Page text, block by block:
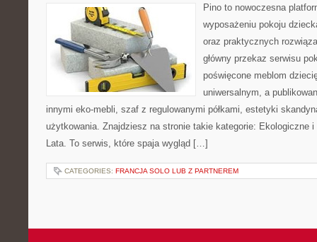
Pino to nowoczesna
wyposażeniu pokoju
oraz praktycznych
główny przekaz serwisu
poświęcone meblom
uniwersalnym, a
innymi eko-mebli, szaf z regulowanymi półkami, estetyki
użytkowania. Znajdziesz na stronie takie kategorie: Ekologiczne
Lata. To serwis, które spaja wygląd […]
CATEGORIES: FRANCJA SOLO LUB Z PARTNEREM